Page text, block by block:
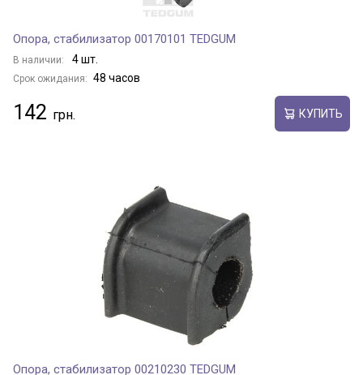
Опора, стабилизатор 00170101 TEDGUM
В наличии: 4 шт.
Срок ожидания: 48 часов
142 КУПИТЬ
Опора, стабилизатор 00210230 TEDGUM